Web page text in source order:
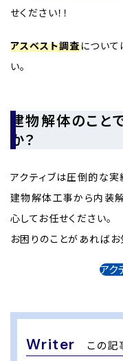
せください！！
アスベスト調査について
い。
建物解体のこと
か？
アクティブは圧倒的な
建物解体工事から内装
心してお任せください。
お困りのことがあればお
アク
Writer この記